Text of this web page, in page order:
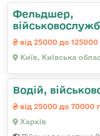
Фельдшер,
від 25000 до 125000
Київ, Київська
Водій,
від 25000 до 70000
Харків